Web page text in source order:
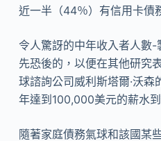
近一半（44％）有信用卡債
令人驚訝的中年收入者人數
先恐後的，以便在其他研究
球諮詢公司威利斯塔爾·沃
年達到100,000美元的薪水
隨著家庭債務氣球和該國某